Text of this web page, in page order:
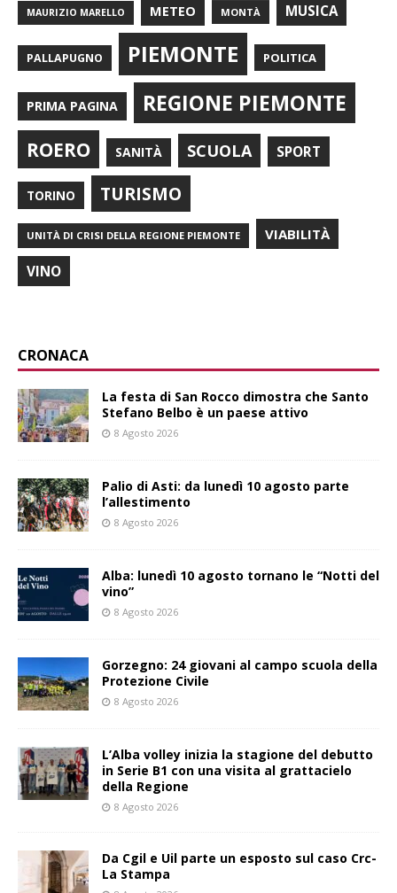
MAURIZIO MARELLO METEO MONTÀ MUSICA
PALLAPUGNO PIEMONTE POLITICA
PRIMA PAGINA REGIONE PIEMONTE
ROERO SANITÀ SCUOLA SPORT
TORINO TURISMO
UNITÀ DI CRISI DELLA REGIONE PIEMONTE VIABILITÀ
VINO
CRONACA
La festa di San Rocco dimostra che Santo
Stefano Belbo è un paese attivo
8 Agosto 2026
Palio di Asti: da lunedì 10 agosto parte
l’allestimento
8 Agosto 2026
Alba: lunedì 10 agosto tornano le “Notti del
vino”
8 Agosto 2026
Gorzegno: 24 giovani al campo scuola della
Protezione Civile
8 Agosto 2026
L’Alba volley inizia la stagione del debutto
in Serie B1 con una visita al grattacielo
della Regione
8 Agosto 2026
Da Cgil e Uil parte un esposto sul caso Crc-
La Stampa